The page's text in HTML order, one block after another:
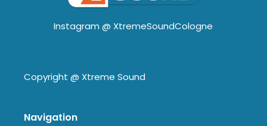
Instagram @ XtremeSoundCologne
Copyright @ Xtreme Sound
Navigation